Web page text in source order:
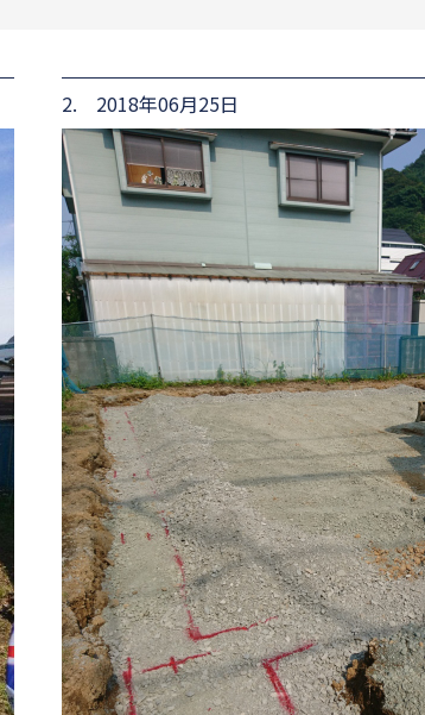
2. 2018年06月25日